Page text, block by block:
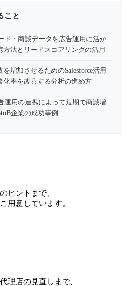
こと
ド・商談データを広告運用に活か
方法とリードスコアリングの活用
増加させるためのSalesforce活用
化率を改善する分析の進め方
運用の連携によって短期で商談増
企業の成功事例
ヒントまで、
用意しています。
理店の見直しまで、